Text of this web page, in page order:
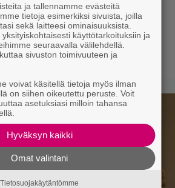
sirkus” – TTK-
ja kansalla on
ja tallennamme evästeitä
tietoja esimerkiksi sivuista, joilla
sekä laitteesi ominaisuuksista.
käyttötarkoituksiin ja
seuraavalla välilehdellä.
sivuston toimivuuteen ja
voivat käsitellä tietoja myös ilman
on siihen oikeutettu peruste. Voit
asetuksiasi milloin tahansa
Hyväksyn kaikki
Omat valintani
Tietosuojakäytäntömme